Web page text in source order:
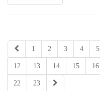
1 2 3 4 5
12 13 14 15 16
22 23